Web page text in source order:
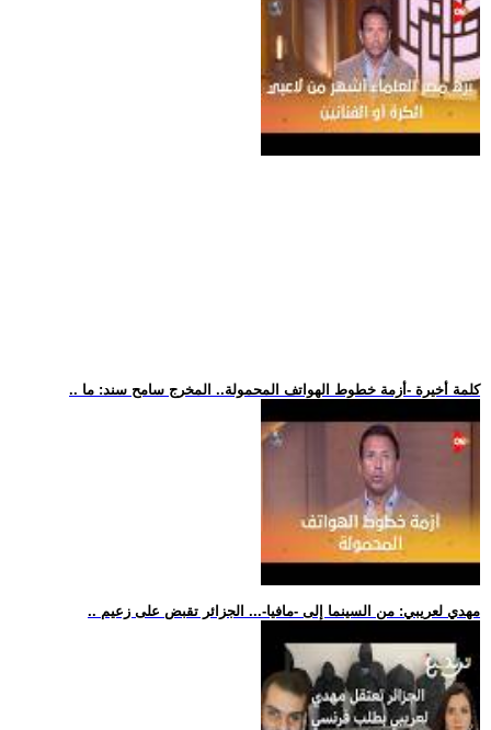
.. كلمة أخيرة -أزمة خطوط الهواتف المحمولة.. المخرج سامح سند: ما
.. مهدي لعريبي: من السينما إلى -مافيا-... الجزائر تقبض على زعيم